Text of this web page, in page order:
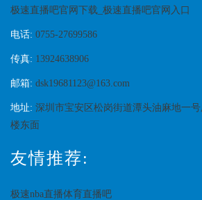
极速直播吧官网下载_极速直播吧官网入口
电话: 0755-27699586
传真: 13924638906
邮箱: dsk19681123@163.com
地址: 深圳市宝安区松岗街道潭头油麻地一
楼东面
友情推荐:
极速nba直播体育直播吧